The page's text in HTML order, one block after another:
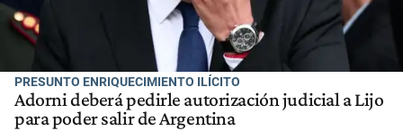
PRESUNTO ENRIQUECIMIENTO ILÍCITO
Adorni deberá pedirle autorización judicial a Lijo
para poder salir de Argentina